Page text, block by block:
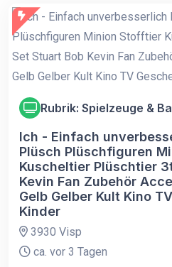
Rubrik: Spielzeuge &
Ich - Einfach
Plüsch Plüschfiguren
Kuscheltier Plüschtier
Kevin Fan Zubehör
Gelb Gelber Kult Kino
Kinder
3930 Visp
ca. vor 3 Tagen